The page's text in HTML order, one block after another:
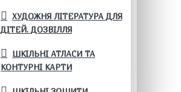
ХУДОЖНЯ ЛІТЕРАТУРА ДЛЯ
ДІТЕЙ. ДОЗВІЛЛЯ
ШКІЛЬНІ АТЛАСИ ТА
КОНТУРНІ КАРТИ